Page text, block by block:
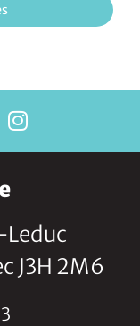
J3H 2M6